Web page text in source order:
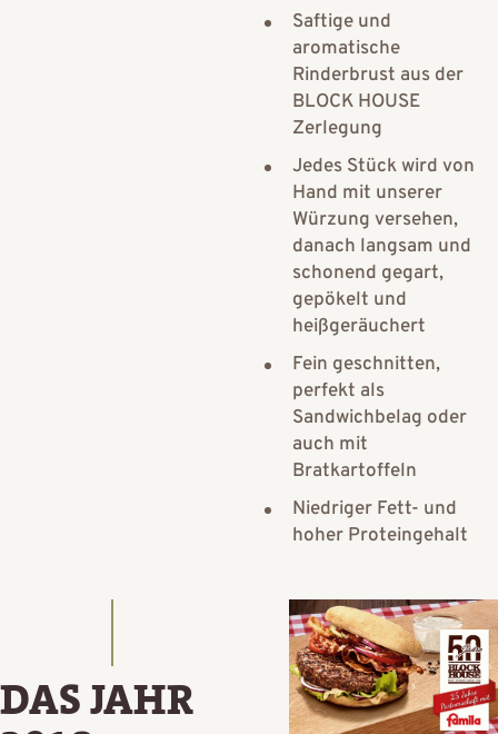
Saftige und
aromatische
Rinderbrust aus der
BLOCK HOUSE
Zerlegung
Jedes Stück wird von
Hand mit unserer
Würzung versehen,
danach langsam und
schonend gegart,
gepökelt und
heißgeräuchert
Fein geschnitten,
perfekt als
Sandwichbelag oder
auch mit
Bratkartoffeln
Niedriger Fett- und
hoher Proteingehalt
DAS JAHR